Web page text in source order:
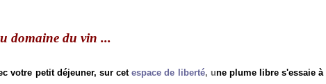
domaine du vin ...
votre petit déjeuner, sur cetespace de liberté, une plume libre s'essaie à